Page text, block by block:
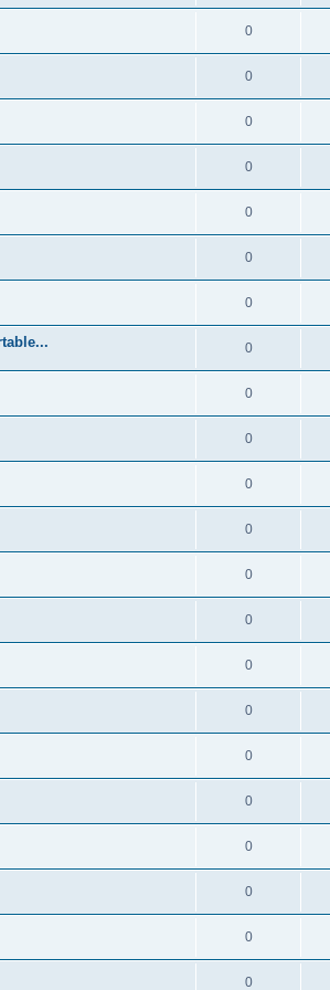
0
0
0
0
0
0
0
0
0
0
0
0
0
0
0
0
0
0
0
0
0
0